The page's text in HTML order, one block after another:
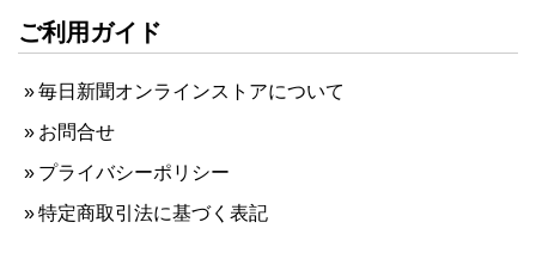
ご利用ガイド
毎日新聞オンラインストアについて
お問合せ
プライバシーポリシー
特定商取引法に基づく表記